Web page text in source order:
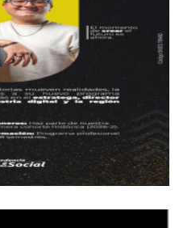
Diego Alejandro
Salcedo Romero, María
David Jaimes,